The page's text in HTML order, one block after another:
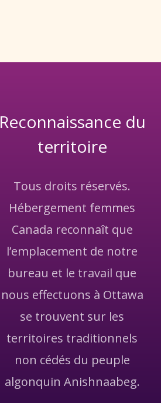
Reconnaissance du
territoire
Tous droits réservés.
Hébergement femmes
Canada reconnaît que
l’emplacement de notre
bureau et le travail que
nous effectuons à Ottawa
se trouvent sur les
territoires traditionnels
non cédés du peuple
algonquin Anishnaabeg.